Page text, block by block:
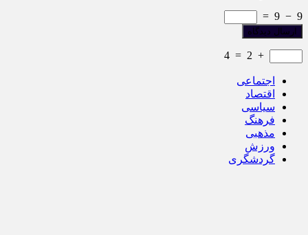
9
−
9
=
+
2
=
4
اجتماعی
اقتصاد
سیاسی
فرهنگ
مذهبی
ورزش
گردشگری